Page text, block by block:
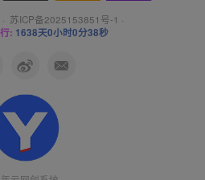
苏ICP备2025153851号-1 ·
: 1638天0小时0分38秒